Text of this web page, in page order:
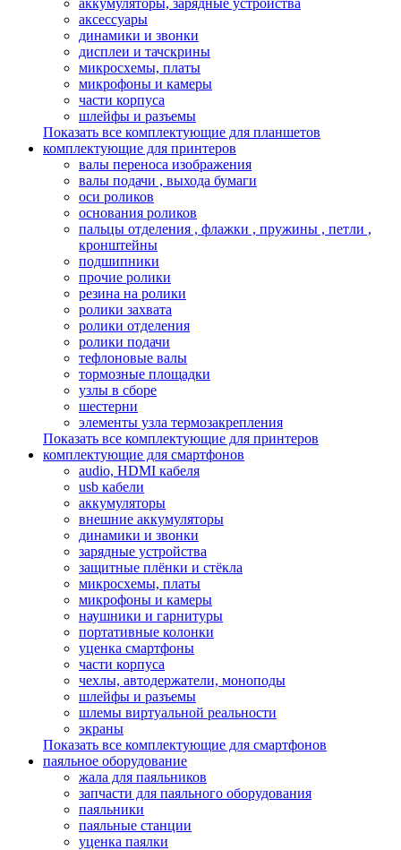
аккумуляторы, зарядные устройства
аксессуары
динамики и звонки
дисплеи и тачскрины
микросхемы, платы
микрофоны и камеры
части корпуса
шлейфы и разъемы
Показать все комплектующие для планшетов
комплектующие для принтеров
валы переноса изображения
валы подачи , выхода бумаги
оси роликов
основания роликов
пальцы отделения , флажки , пружины , петли ,
кронштейны
подшипники
прочие ролики
резина на ролики
ролики захвата
ролики отделения
ролики подачи
тефлоновые валы
тормозные площадки
узлы в сборе
шестерни
элементы узла термозакрепления
Показать все комплектующие для принтеров
комплектующие для смартфонов
audio, HDMI кабеля
usb кабели
аккумуляторы
внешние аккумуляторы
динамики и звонки
зарядные устройства
защитные плёнки и стёкла
микросхемы, платы
микрофоны и камеры
наушники и гарнитуры
портативные колонки
уценка смартфоны
части корпуса
чехлы, автодержатели, моноподы
шлейфы и разъемы
шлемы виртуальной реальности
экраны
Показать все комплектующие для смартфонов
паяльное оборудование
жала для паяльников
запчасти для паяльного оборудования
паяльники
паяльные станции
уценка паялки